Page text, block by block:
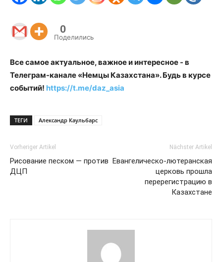
0
Поделились
Все самое актуальное, важное и интересное - в
Телеграм-канале «Немцы Казахстана». Будь в курсе
событий! https://t.me/daz_asia
ТЕГИ Александр Каульбарс
Vorheriger Artikel
Рисование песком — против
ДЦП
Nächster Artikel
Евангелическо-лютеранская
церковь прошла
перерегистрацию в
Казахстане